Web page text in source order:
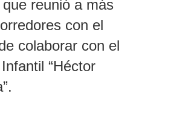
reunió a más
con el
colaborar con el
“Héctor